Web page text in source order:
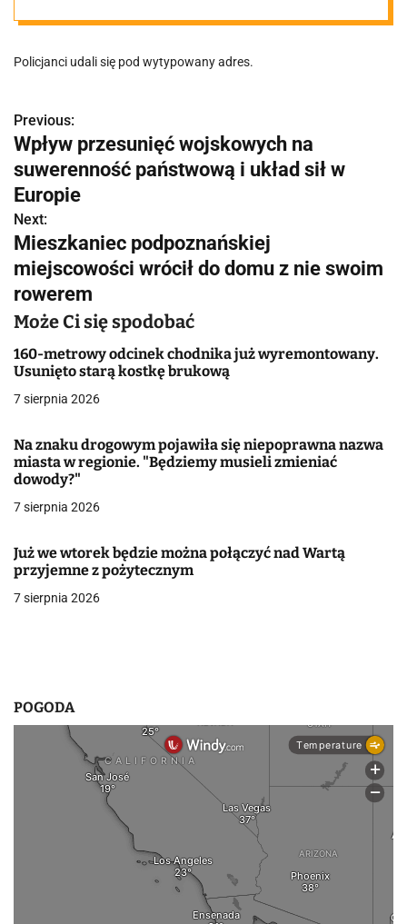
z nieswoim
rowerem
Policjanci udali się pod wytypowany adres.
N
a
w
i
g
a
c
j
a
w
p
i
u
Previous:
Wpływ przesunięć wojskowych na
suwerenność państwową i układ sił w
Europie
Next:
Mieszkaniec podpoznańskiej
miejscowości wrócił do domu z nie swoim
rowerem
Może Ci się spodobać
160-metrowy odcinek chodnika już wyremontowany.
Usunięto starą kostkę brukową
7 sierpnia 2026
Na znaku drogowym pojawiła się niepoprawna nazwa
miasta w regionie. "Będziemy musieli zmieniać
dowody?"
7 sierpnia 2026
Już we wtorek będzie można połączyć nad Wartą
przyjemne z pożytecznym
7 sierpnia 2026
POGODA